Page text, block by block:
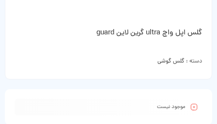
گلس اپل واچ ultra گرین لاین guard
دسته : گلس گوشی
موجود نیست